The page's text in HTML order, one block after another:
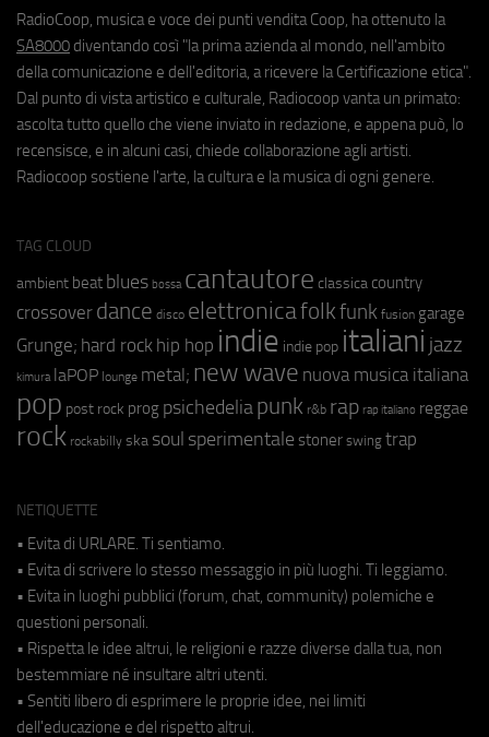
RadioCoop, musica e voce dei punti vendita Coop, ha ottenuto la
SA8000 diventando così "la prima azienda al mondo, nell'ambito
della comunicazione e dell'editoria, a ricevere la Certificazione etica".
Dal punto di vista artistico e culturale, Radiocoop vanta un primato:
ascolta tutto quello che viene inviato in redazione, e appena può, lo
recensisce, e in alcuni casi, chiede collaborazione agli artisti.
Radiocoop sostiene l'arte, la cultura e la musica di ogni genere.
TAG CLOUD
ambient beat blues bossa cantautore classica country
crossover dance disco elettronicafolkfunk fusion garage
Grunge; hard rock hip hop indie indie pop italiani jazz
kimura laPOP lounge metal; new wave nuova musica italiana
pop post rock prog psichedeliapunk r&b rap rap italiano reggae
rock rockabilly ska soul sperimentale stoner swing trap
NETIQUETTE
• Evita di URLARE. Ti sentiamo.
• Evita di scrivere lo stesso messaggio in più luoghi. Ti leggiamo.
• Evita in luoghi pubblici (forum, chat, community) polemiche e
questioni personali.
• Rispetta le idee altrui, le religioni e razze diverse dalla tua, non
bestemmiare né insultare altri utenti.
• Sentiti libero di esprimere le proprie idee, nei limiti
dell'educazione e del rispetto altrui.